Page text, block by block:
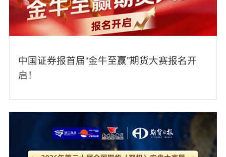
中国证券报首届“金牛至赢”期货大赛报名开
启！